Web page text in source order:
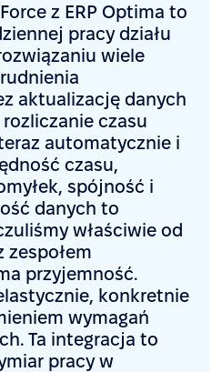
z ERP Optima to
pracy działu
wiele
aktualizację danych
czasu
automatycznie i
czasu,
spójność i
danych to
właściwie od
zespołem
przyjemność.
konkretnie
wymagań
Ta integracja to
pracy w